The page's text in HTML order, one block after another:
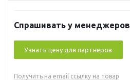
Спрашивать у менеджеров
Узнать цену для партнеров
Получить на email ссылку на товар